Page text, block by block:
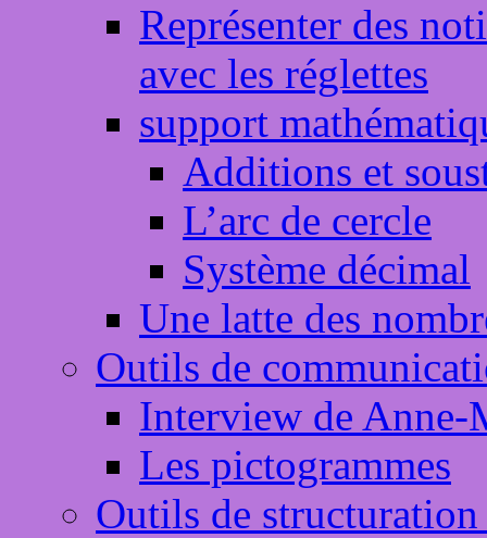
Représenter des
avec les réglettes
support
Additions et
L’arc de cercle
Système décimal
Une latte des
Outils de
Interview de
Les pictogrammes
Outils de